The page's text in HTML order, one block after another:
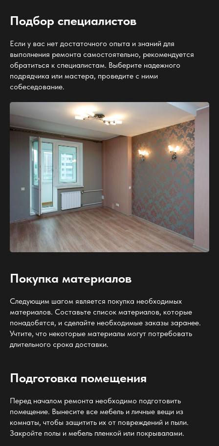
Подбор специалистов
Если у вас нет достаточного опыта и знаний для
выполнения ремонта самостоятельно, рекомендуется
обратиться к специалистам. Выберите надежного
подрядчика или мастера, проведите с ними
собеседование.
Покупка материалов
Следующим шагом является покупка необходимых
материалов. Составьте список материалов, которые
понадобятся, и сделайте необходимые заказы заранее.
Учтите, что некоторые материалы могут потребовать
длительного срока доставки.
Подготовка помещения
Перед началом ремонта необходимо подготовить
помещение. Вынесите все мебель и личные вещи из
комнаты, чтобы защитить их от повреждений и пыли.
Закройте полы и мебель пленкой или покрывалами.